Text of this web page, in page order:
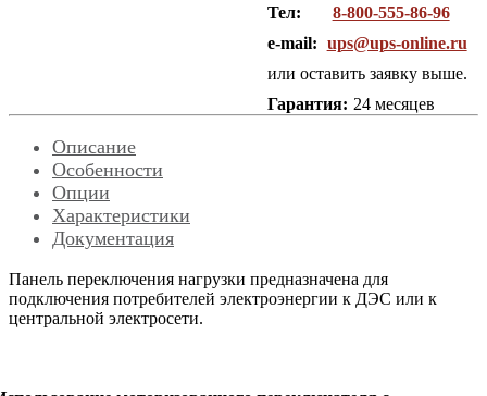
Тел:
8-800-555-86-96
e-mail: ups@ups-online.ru
или оставить заявку выше.
Гарантия: 24 месяцев
Описание
Особенности
Опции
Характеристики
Документация
Панель переключения нагрузки предназначена для
подключения потребителей электроэнергии к ДЭС или к
центральной электросети.